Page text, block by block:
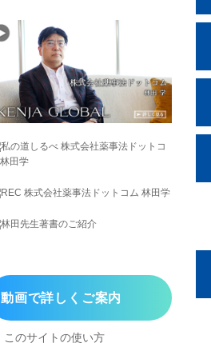
動画で詳しくご案内
このサイトの使い方